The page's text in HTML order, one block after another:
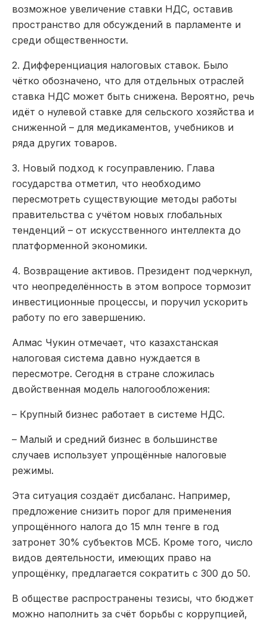
возможное увеличение ставки НДС, оставив
пространство для обсуждений в парламенте и
среди общественности.
2. Дифференциация налоговых ставок. Было
чётко обозначено, что для отдельных отраслей
ставка НДС может быть снижена. Вероятно, речь
идёт о нулевой ставке для сельского хозяйства и
сниженной – для медикаментов, учебников и
ряда других товаров.
3. Новый подход к госуправлению. Глава
государства отметил, что необходимо
пересмотреть существующие методы работы
правительства с учётом новых глобальных
тенденций – от искусственного интеллекта до
платформенной экономики.
4. Возвращение активов. Президент подчеркнул,
что неопределённость в этом вопросе тормозит
инвестиционные процессы, и поручил ускорить
работу по его завершению.
Алмас Чукин отмечает, что казахстанская
налоговая система давно нуждается в
пересмотре. Сегодня в стране сложилась
двойственная модель налогообложения:
– Крупный бизнес работает в системе НДС.
– Малый и средний бизнес в большинстве
случаев использует упрощённые налоговые
режимы.
Эта ситуация создаёт дисбаланс. Например,
предложение снизить порог для применения
упрощённого налога до 15 млн тенге в год
затронет 30% субъектов МСБ. Кроме того, число
видов деятельности, имеющих право на
упрощёнку, предлагается сократить с 300 до 50.
В обществе распространены тезисы, что бюджет
можно наполнить за счёт борьбы с коррупцией,